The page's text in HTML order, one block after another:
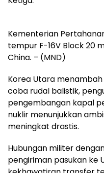
Kementerian
tempur F-16V Block 20
China. – (MND)
Korea Utara
coba rudal balistik,
pengembangan kapal
nuklir menunjukkan
meningkat drastis.
Hubungan militer
pengiriman pasukan ke